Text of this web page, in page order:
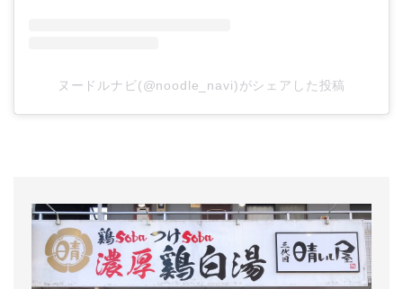
ヌードルナビ(@noodle_navi)がシェアした投稿